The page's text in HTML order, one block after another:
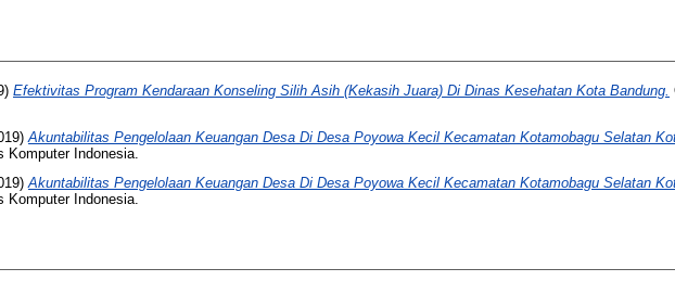
Efektivitas Program Kendaraan Konseling Silih Asih (Kekasih Juara) Di Dinas Kesehatan Kota Bandung.
Akuntabilitas Pengelolaan Keuangan Desa Di Desa Poyowa Kecil Kecamatan Kotamobagu Selatan
Indonesia.
Akuntabilitas Pengelolaan Keuangan Desa Di Desa Poyowa Kecil Kecamatan Kotamobagu Selatan
Komputer Indonesia.